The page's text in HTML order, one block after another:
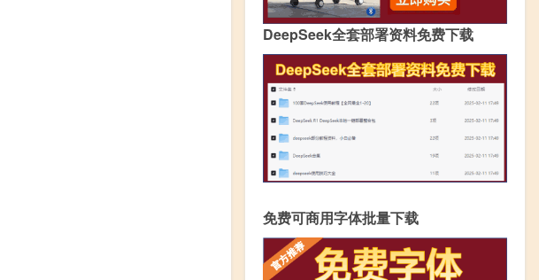
DeepSeek全套部署资料免费下载
免费可商用字体批量下载